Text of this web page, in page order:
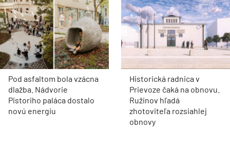
Pod asfaltom bola vzácna
dlažba. Nádvorie
Pistoriho paláca dostalo
novú energiu
Historická radnica v
Prievoze čaká na obnovu.
Ružinov hľadá
zhotoviteľa rozsiahlej
obnovy